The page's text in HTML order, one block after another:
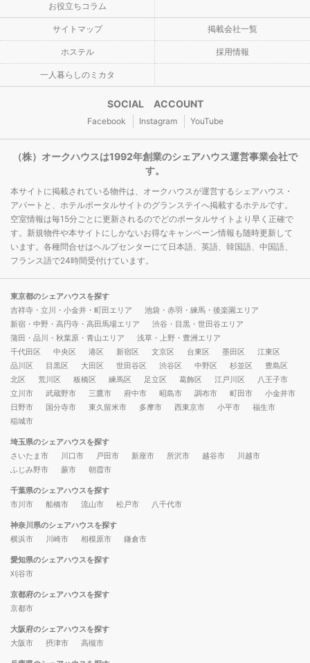
お役立ちコラム
サイトマップ 掲載会社一覧
ホステル 採用情報
一人暮らしのミカタ
SOCIAL ACCOUNT
Facebook Instagram YouTube
（株）オークハウスは1992年創業のシェアハウス運営事業会社で
す。
本サイトに掲載されている物件は、オークハウスが運営するシェアハウス・
アパートと、ホテルポータルサイトのグランステイへ掲載するホテルです。
空室情報は毎15分ごとに更新されるのでどのポータルサイトより早く正確で
す。新規物件や本サイトにしかないお得なキャンペーン情報も随時更新して
います。各種問合せはヘルプセンターにて日本語、英語、韓国語、中国語、
フランス語で24時間受付けています。
東京都のシェアハウスを探す
吉祥寺・立川・小金井・町田エリア
池袋・赤羽・練馬・後楽園エリア
新宿・中野・高円寺・高田馬場エリア
渋谷・目黒・世田谷エリア
蒲田・品川・秋葉原・青山エリア
浅草・上野・豊洲エリア
千代田区
中央区 港区 新宿区 文京区 台東区 墨田区
江東区
品川区
目黒区 大田区 世田谷区 渋谷区 中野区 杉並区
豊島区
北区
荒川区 板橋区 練馬区 足立区 葛飾区 江戸川区
八王子市
立川市
武蔵野市 三鷹市 府中市 昭島市 調布市 町田市
小金井市
日野市
国分寺市 東久留米市 多摩市 西東京市 小平市
福生市
稲城市
埼玉県のシェアハウスを探す
さいたま市
川口市 戸田市 新座市 所沢市 越谷市
川越市
ふじみ野市
蕨市 朝霞市
千葉県のシェアハウスを探す
市川市
船橋市 流山市 松戸市 八千代市
神奈川県のシェアハウスを探す
横浜市
川崎市 相模原市 鎌倉市
愛知県のシェアハウスを探す
刈谷市
京都府のシェアハウスを探す
京都市
大阪府のシェアハウスを探す
大阪市
摂津市 高槻市